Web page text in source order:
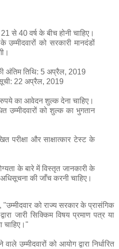
से 40 वर्ष के बीच होनी चाहिए।
उम्मीदवारों को सरकारी मानदंडों
अंतिम तिथि: 5 अप्रैल, 2019
सूची: 22 अप्रैल, 2019
रुपये का आवेदन शुल्क देना चाहिए।
उम्मीदवारों को शुल्क का भुगतान
परीक्षा और साक्षात्कार टेस्ट के
के बारे में विस्तृत जानकारी के
की जाँच करनी चाहिए।
को राज्य सरकार के प्रासंगिक
जारी सिक्किम विषय प्रमाण पत्र या
चाहिए।"
उम्मीदवारों को आयोग द्वारा निर्धारित